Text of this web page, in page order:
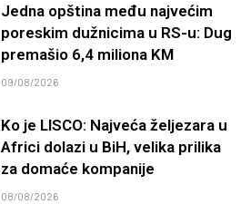
Jedna opština među najvećim
poreskim dužnicima u RS-u: Dug
premašio 6,4 miliona KM
09/08/2026
Ko je LISCO: Najveća željezara u
Africi dolazi u BiH, velika prilika
za domaće kompanije
08/08/2026